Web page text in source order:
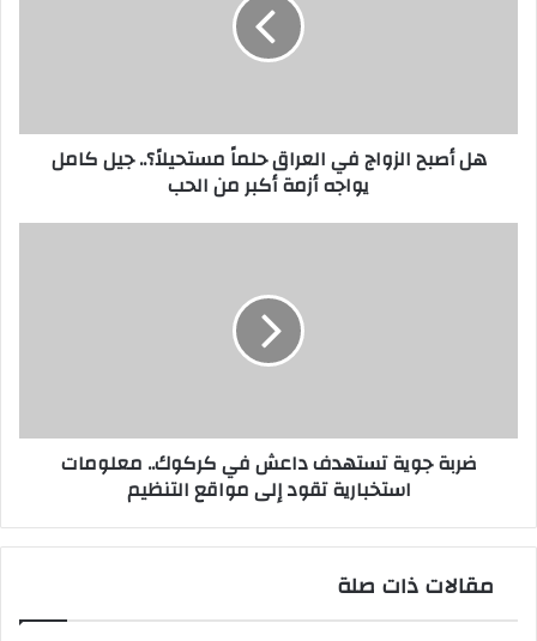
كامل
يواجههل أصبح الزواج في العراق حلماً مستحيلاً؟.. جيل كامل
يواجه أزمة أكبر من الحب
تقود
ضربة جوية تستهدف داعش في كركوك.. معلومات
استخبارية تقود إلى مواقع التنظيم
مقالات ذات صلة